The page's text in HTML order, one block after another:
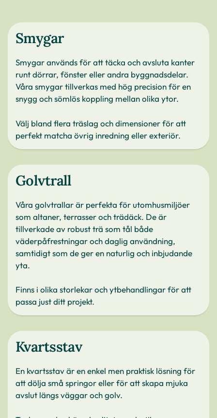
Smygar
Smygar används för att täcka och avsluta kanter
runt dörrar, fönster eller andra byggnadsdelar.
Våra smygar tillverkas med hög precision för en
snygg och sömlös koppling mellan olika ytor.
Välj bland flera träslag och dimensioner för att
perfekt matcha övrig inredning eller exteriör.
Golvtrall
Våra golvtrallar är perfekta för utomhusmiljöer
som altaner, terrasser och trädäck. De är
tillverkade av robust trä som tål både
väderpåfrestningar och daglig användning,
samtidigt som de ger en naturlig och inbjudande
yta.
Finns i olika storlekar och ytbehandlingar för att
passa just ditt projekt.
Kvartsstav
En kvartsstav är en enkel men praktisk lösning för
att dölja små springor eller för att skapa mjuka
avslut längs väggar och golv.